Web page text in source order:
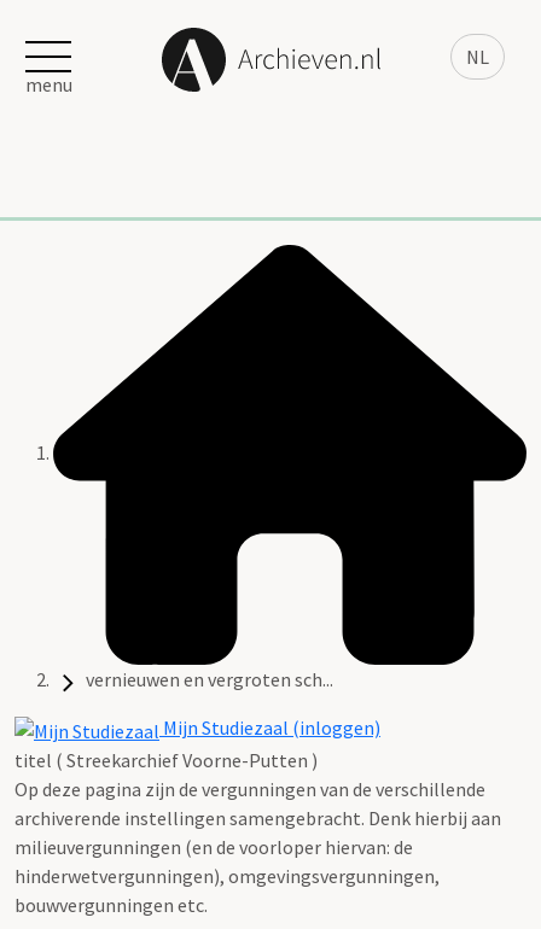
NL
menu
vernieuwen en vergroten sch...
Mijn Studiezaal (inloggen)
titel ( Streekarchief Voorne-Putten )
Op deze pagina zijn de vergunningen van de verschillende
archiverende instellingen samengebracht. Denk hierbij aan
milieuvergunningen (en de voorloper hiervan: de
hinderwetvergunningen), omgevingsvergunningen,
bouwvergunningen etc.